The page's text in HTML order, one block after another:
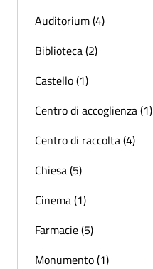
Auditorium (4)
Biblioteca (2)
Castello (1)
Centro di accoglienza (1)
Centro di raccolta (4)
Chiesa (5)
Cinema (1)
Farmacie (5)
Monumento (1)